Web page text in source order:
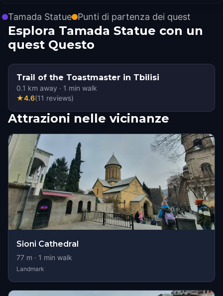
Tamada Statue Punti di partenza dei quest
Esplora Tamada Statue con un
quest Questo
Trail of the Toastmaster in Tbilisi
0.1 km away · 1 min walk
★4.6(11 reviews)
Attrazioni nelle vicinanze
Sioni Cathedral
77 m · 1 min walk
Landmark